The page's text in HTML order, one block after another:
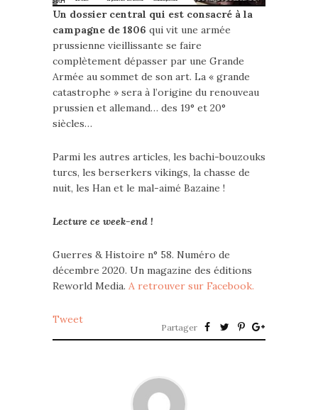
Un dossier central qui est consacré à la
campagne de 1806 qui vit une armée
prussienne vieillissante se faire
complètement dépasser par une Grande
Armée au sommet de son art. La « grande
catastrophe » sera à l’origine du renouveau
prussien et allemand… des 19° et 20°
siècles…
Parmi les autres articles, les bachi-bouzouks
turcs, les berserkers vikings, la chasse de
nuit, les Han et le mal-aimé Bazaine !
Lecture ce week-end !
Guerres & Histoire n° 58. Numéro de
décembre 2020. Un magazine des éditions
Reworld Media. A retrouver sur Facebook.
Tweet
Partager